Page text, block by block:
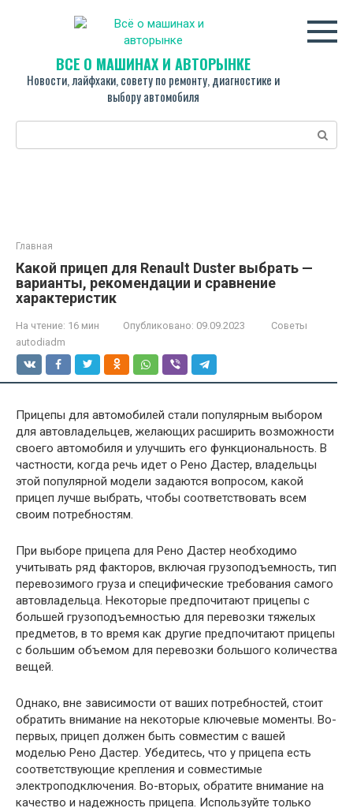
ВСЁ О МАШИНАХ И АВТОРЫНКЕ
Новости, лайфхаки, совету по ремонту, диагностике и
выбору автомобиля
Поиск:
Главная
Какой прицеп для Renault Duster выбрать —
варианты, рекомендации и сравнение
характеристик
На чтение: 16 мин Опубликовано: 09.09.2023
Советы
autodiadm
Прицепы для автомобилей стали популярным выбором
для автовладельцев, желающих расширить возможности
своего автомобиля и улучшить его функциональность. В
частности, когда речь идет о Рено Дастер, владельцы
этой популярной модели задаются вопросом, какой
прицеп лучше выбрать, чтобы соответствовать всем
своим потребностям.
При выборе прицепа для Рено Дастер необходимо
учитывать ряд факторов, включая грузоподъемность, тип
перевозимого груза и специфические требования самого
автовладельца. Некоторые предпочитают прицепы с
большей грузоподъемностью для перевозки тяжелых
предметов, в то время как другие предпочитают прицепы
с большим объемом для перевозки большого количества
вещей.
Однако, вне зависимости от ваших потребностей, стоит
обратить внимание на некоторые ключевые моменты. Во-
первых, прицеп должен быть совместим с вашей
моделью Рено Дастер. Убедитесь, что у прицепа есть
соответствующие крепления и совместимые
электроподключения. Во-вторых, обратите внимание на
качество и надежность прицепа. Используйте только